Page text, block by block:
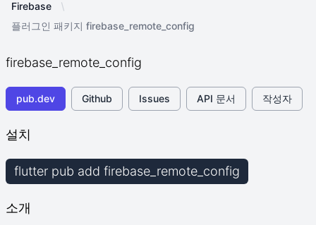
Firebase
플러그인 패키지 firebase_remote_config
firebase_remote_config
pub.dev Github Issues API 문서 작성자
설치
flutter pub add firebase_remote_config
소개